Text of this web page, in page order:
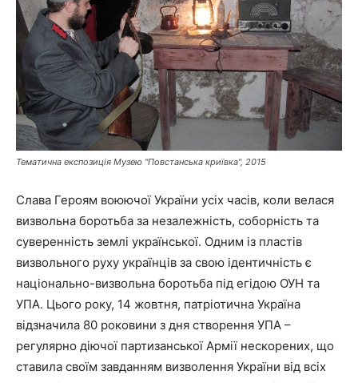
Тематична експозиція Музею "Повстанська криївка", 2015
Слава Героям воюючої України усіх часів, коли велася
визвольна боротьба за незалежність, соборність та
суверенність землі української. Одним із пластів
визвольного руху українців за свою ідентичність є
національно-визвольна боротьба під егідою ОУН та
УПА. Цього року, 14 жовтня, патріотична Україна
відзначила 80 роковини з дня створення УПА –
регулярно діючої партизанської Армії нескорених, що
ставила своїм завданням визволення України від всіх